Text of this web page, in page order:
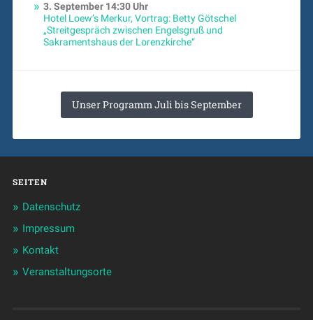
3. September14:30 Uhr
Hotel Loew’s Merkur, Vortrag: Betty Götschel
„Streitgespräch zwischen Engelsgruß und
Sakramentshaus der Lorenzkirche“
Unser Programm Juli bis September
SEITEN
Datenschutz
Impressum
Kontakt
Veranstaltungsorte